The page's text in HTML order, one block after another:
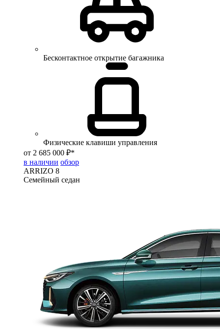
Бесконтактное открытие багажника
Физические клавиши управления
от 2 685 000 ₽*
в наличии обзор
ARRIZO 8
Семейный седан